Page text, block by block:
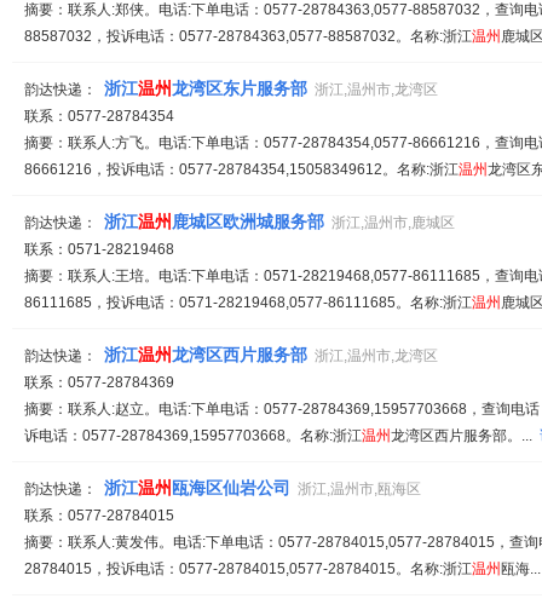
摘要：联系人:郑侠。电话:下单电话：0577-28784363,0577-88587032，查询
88587032，投诉电话：0577-28784363,0577-88587032。名称:浙江温州 鹿城
韵达快递： 浙江温州龙湾区东片服务部 浙江,温州市,龙湾区
联系：0577-28784354
摘要：联系人:方飞。电话:下单电话：0577-28784354,0577-86661216，查询
86661216，投诉电话：0577-28784354,15058349612。名称:浙江温州龙湾区
韵达快递： 浙江温州 鹿城区欧洲城服务部 浙江,温州市,鹿城区
联系：0571-28219468
摘要：联系人:王培。电话:下单电话：0571-28219468,0577-86111685，查询
86111685，投诉电话：0571-28219468,0577-86111685。名称:浙江温州 鹿城
韵达快递： 浙江温州龙湾区西片服务部 浙江,温州市,龙湾区
联系：0577-28784369
摘要：联系人:赵立。电话:下单电话：0577-28784369,15957703668，查询电
诉电话：0577-28784369,15957703668。名称:浙江温州龙湾区西片服务部。...
韵达快递： 浙江温州 瓯海区仙岩公司
浙江,温州市,瓯海区
联系：0577-28784015
摘要：联系人:黄发伟。电话:下单电话：0577-28784015,0577-28784015，查
28784015，投诉电话：0577-28784015,0577-28784015。名称:浙江温州 瓯海